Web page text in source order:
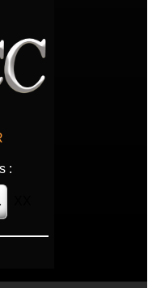
:
.